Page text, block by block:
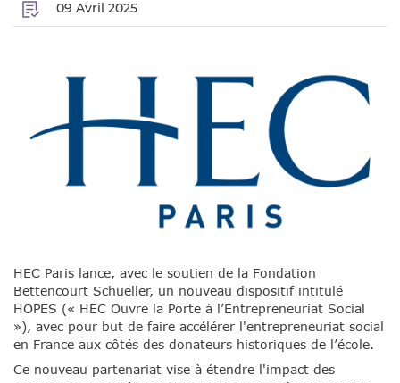
09 Avril 2025
HEC Paris lance, avec le soutien de la Fondation
Bettencourt Schueller, un nouveau dispositif intitulé
HOPES (« HEC Ouvre la Porte à l’Entrepreneuriat Social
»), avec pour but de faire accélérer l'entrepreneuriat social
en France aux côtés des donateurs historiques de l’école.
Ce nouveau partenariat vise à étendre l'impact des